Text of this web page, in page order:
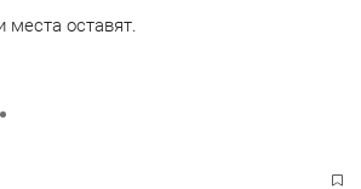
места оставят.